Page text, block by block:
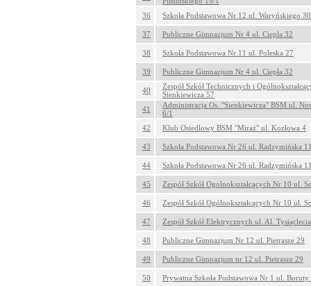
36
Szkoła Podstawowa Nr 12 ul. Waryńskiego 30
37 Publiczne Gimnazjum Nr 4 ul. Ciepla 32
38 Szkoła Podstawowa Nr 11 ul. Poleska 27
39 Publiczne Gimnazjum Nr 4 ul. Ciepła 32
40
Zespół Szkół Technicznych i
Sienkiewicza 57
41
Administracja Os. "Sienkiewicza" BSM ul.
6/1
42
Klub Osiedlowy BSM "Miraż" ul. Kozłowa 4
43 Szkoła Podstawowa Nr 26 ul. Radzymińska
44 Szkoła Podstawowa Nr 26 ul. Radzymińska
45 Zespół Szkół Ogolnokształcących Nr 10 ul.
46 Zespół Szkół Ogólnokształcących Nr 10 ul.
47 Zespół Szkół Elektrycznych ul. Al.
48 Publiczne Gimnazjum Nr 12 ul. Pietrasze 29
49 Publiczne Gimnazjum nr 12 ul. Pietrasze 29
50 Prywatna Szkoła Podstawowa Nr 1 ul. Boruty